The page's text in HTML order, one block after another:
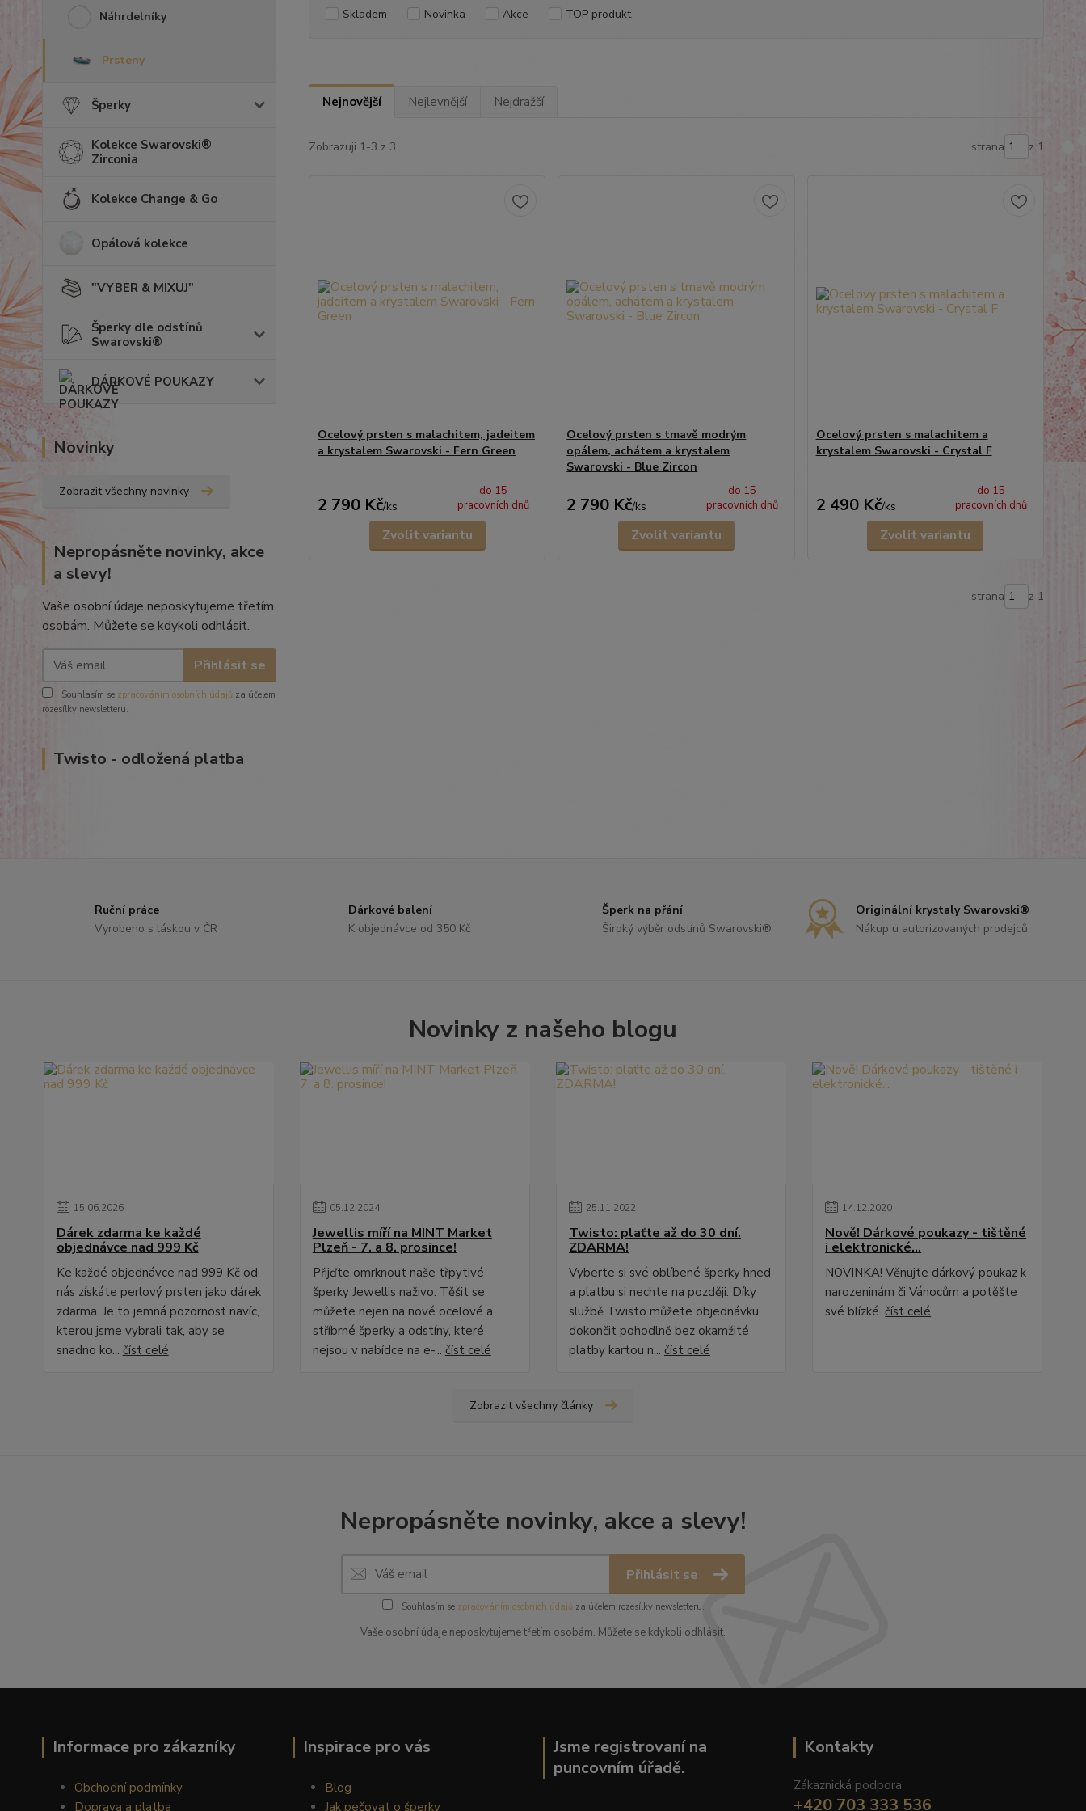
Náhrdelníky
Prsteny
Šperky
Kolekce Swarovski®
Zirconia
Kolekce Change & Go
Opálová kolekce
"VYBER & MIXUJ"
Šperky dle odstínů
Swarovski®
DÁRKOVÉ POUKAZY
Novinky
Zobrazit všechny novinky
Nepropásněte novinky, akce
a slevy!
Vaše osobní údaje neposkytujeme třetím
osobám. Můžete se kdykoli odhlásit.
Přihlásit se
Souhlasím se zpracováním osobních údajů za účelem
rozesílky newsletteru.
Twisto - odložená platba
Skladem Novinka Akce TOP produkt
Nejnovější Nejlevnější Nejdražší
Zobrazuji 1-3 z 3 strana z 1
Ocelový prsten s malachitem, jadeitem
a krystalem Swarovski - Fern Green
2 790 Kč/ks
do 15
pracovních dnů
Zvolit variantu
Ocelový prsten s tmavě modrým
opálem, achátem a krystalem
Swarovski - Blue Zircon
2 790 Kč/ks
do 15
pracovních dnů
Zvolit variantu
Ocelový prsten s malachitem a
krystalem Swarovski - Crystal F
2 490 Kč/ks
do 15
pracovních dnů
Zvolit variantu
strana z 1
Ruční práce
Vyrobeno s láskou v ČR
Dárkové balení
K objednávce od 350 Kč
Šperk na přání
Široký výběr odstínů Swarovski®
Originální krystaly Swarovski®
Nákup u autorizovaných prodejců
Novinky z našeho blogu
15.06.2026
Dárek zdarma ke každé
objednávce nad 999 Kč
Ke každé objednávce nad 999 Kč od
nás získáte perlový prsten jako dárek
zdarma. Je to jemná pozornost navíc,
kterou jsme vybrali tak, aby se
snadno ko... číst celé
05.12.2024
Jewellis míří na MINT Market
Plzeň - 7. a 8. prosince!
Přijďte omrknout naše třpytivé
šperky Jewellis naživo. Těšit se
můžete nejen na nové ocelové a
stříbrné šperky a odstíny, které
nejsou v nabídce na e-... číst celé
25.11.2022
Twisto: plaťte až do 30 dní.
ZDARMA!
Vyberte si své oblíbené šperky hned
a platbu si nechte na později. Díky
službě Twisto můžete objednávku
dokončit pohodlně bez okamžité
platby kartou n... číst celé
14.12.2020
Nově! Dárkové poukazy - tištěné
i elektronické...
NOVINKA! Věnujte dárkový poukaz k
narozeninám či Vánocům a potěšte
své blízké.číst celé
Zobrazit všechny články
Nepropásněte novinky, akce a slevy!
Přihlásit se
Souhlasím se zpracováním osobních údajů za účelem rozesílky newsletteru.
Vaše osobní údaje neposkytujeme třetím osobám. Můžete se kdykoli odhlásit.
Informace pro zákazníky
Obchodní podmínky
Doprava a platba
Inspirace pro vás
Blog
Jak pečovat o šperky
Jsme registrovaní na
puncovním úřadě.
Kontakty
Zákaznická podpora
+420 703 333 536